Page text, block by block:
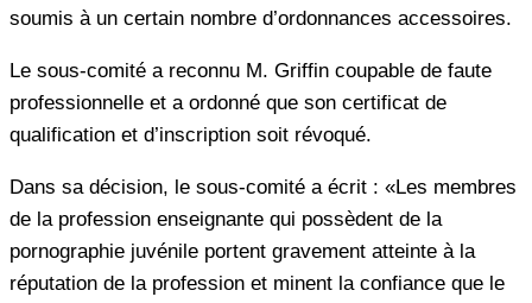
soumis à un certain nombre d’ordonnances accessoires.
Le sous-comité a reconnu M. Griffin coupable de faute
professionnelle et a ordonné que son certificat de
qualification et d’inscription soit révoqué.
Dans sa décision, le sous-comité a écrit : «Les membres
de la profession enseignante qui possèdent de la
pornographie juvénile portent gravement atteinte à la
réputation de la profession et minent la confiance que le